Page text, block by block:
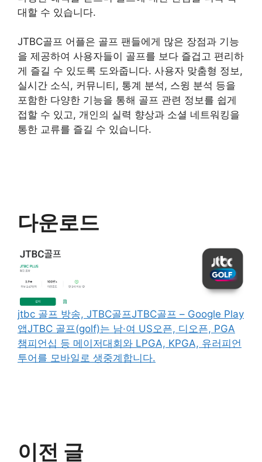
대할 수 있습니다.
JTBC골프 어플은 골프 팬들에게 많은 장점과 기능
을 제공하여 사용자들이 골프를 보다 즐겁고 편리하
게 즐길 수 있도록 도와줍니다. 사용자 맞춤형 정보,
실시간 소식, 커뮤니티, 통계 분석, 스윙 분석 등을
포함한 다양한 기능을 통해 골프 관련 정보를 쉽게
접할 수 있고, 개인의 실력 향상과 소셜 네트워킹을
통한 교류를 즐길 수 있습니다.
다운로드
jtbc 골프 방송, JTBC골프JTBC골프 – Google Play
앱JTBC 골프(golf)는 남·여 US오픈, 디오픈, PGA
챔피언십 등 메이저대회와 LPGA, KPGA, 유러피언
투어를 모바일로 생중계합니다.
이전 글